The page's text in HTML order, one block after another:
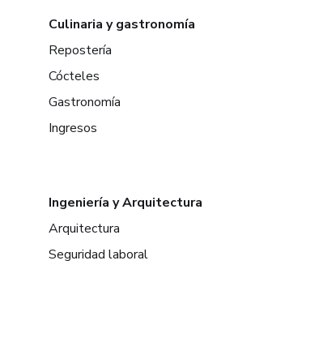
Culinaria y gastronomía
Repostería
Cócteles
Gastronomía
Ingresos
Ingeniería y Arquitectura
Arquitectura
Seguridad laboral